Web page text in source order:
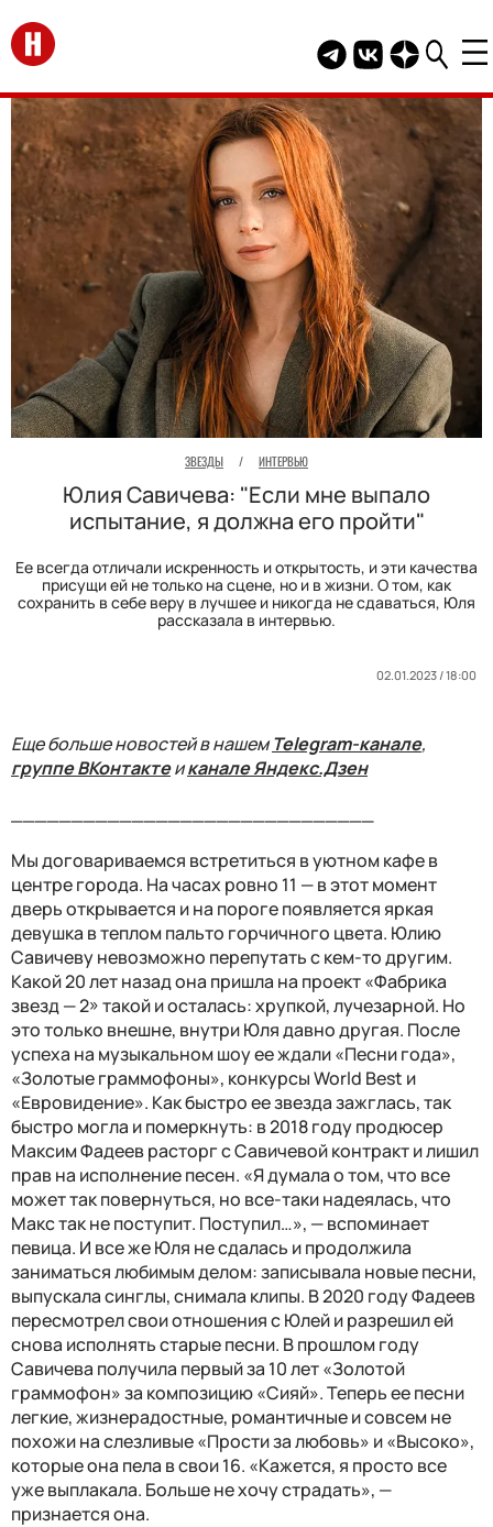
Перейти на главную
Telegram канал
Группа HELLO
Канал
ЗВЕЗДЫ / ИНТЕРВЬЮ
Юлия Савичева: "Если мне выпало
испытание, я должна его пройти"
Ее всегда отличали искренность и открытость, и эти качества
присущи ей не только на сцене, но и в жизни. О том, как
сохранить в себе веру в лучшее и никогда не сдаваться, Юля
рассказала в интервью.
02.01.2023 / 18:00
Еще больше новостей в нашемTelegram-канале,
группе ВКонтактеиканале Яндекс.Дзен
Мы договариваемся встретиться в уютном кафе в
центре города. На часах ровно 11 — в этот момент
дверь открывается и на пороге появляется яркая
девушка в теплом пальто горчичного цвета. Юлию
Савичеву невозможно перепутать с кем-то другим.
Какой 20 лет назад она пришла на проект «Фабрика
звезд — 2» такой и осталась: хрупкой, лучезарной. Но
это только внешне, внутри Юля давно другая. После
успеха на музыкальном шоу ее ждали «Песни года»,
«Золотые граммофоны», конкурсы World Best и
«Евровидение». Как быстро ее звезда зажглась, так
быстро могла и померкнуть: в 2018 году продюсер
Максим Фадеев расторг с Савичевой контракт и лишил
прав на исполнение песен. «Я думала о том, что все
может так повернуться, но все-таки надеялась, что
Макс так не поступит. Поступил…», — вспоминает
певица. И все же Юля не сдалась и продолжила
заниматься любимым делом: записывала новые песни,
выпускала синглы, снимала клипы. В 2020 году Фадеев
пересмотрел свои отношения с Юлей и разрешил ей
снова исполнять старые песни. В прошлом году
Савичева получила первый за 10 лет «Золотой
граммофон» за композицию «Сияй». Теперь ее песни
легкие, жизнерадостные, романтичные и совсем не
похожи на слезливые «Прости за любовь» и «Высоко»,
которые она пела в свои 16. «Кажется, я просто все
уже выплакала. Больше не хочу страдать», —
признается она.